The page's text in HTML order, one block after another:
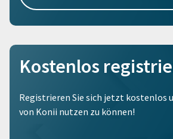
Kostenlos
Registrieren Sie sich jetzt kostenlos
von Konii nutzen zu können!